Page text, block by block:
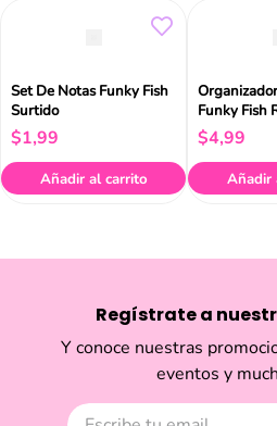
Set De Notas Funky Fish
Surtido
$1,99
Añadir al carrito
Funky Fish
$4,99
Añadir
Regístrate a
Y conoce nuestras
eventos y